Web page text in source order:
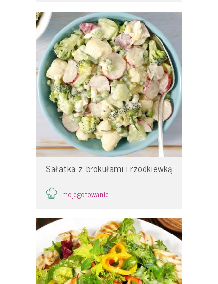
Sałatka z brokułami i rzodkiewką
mojegotowanie